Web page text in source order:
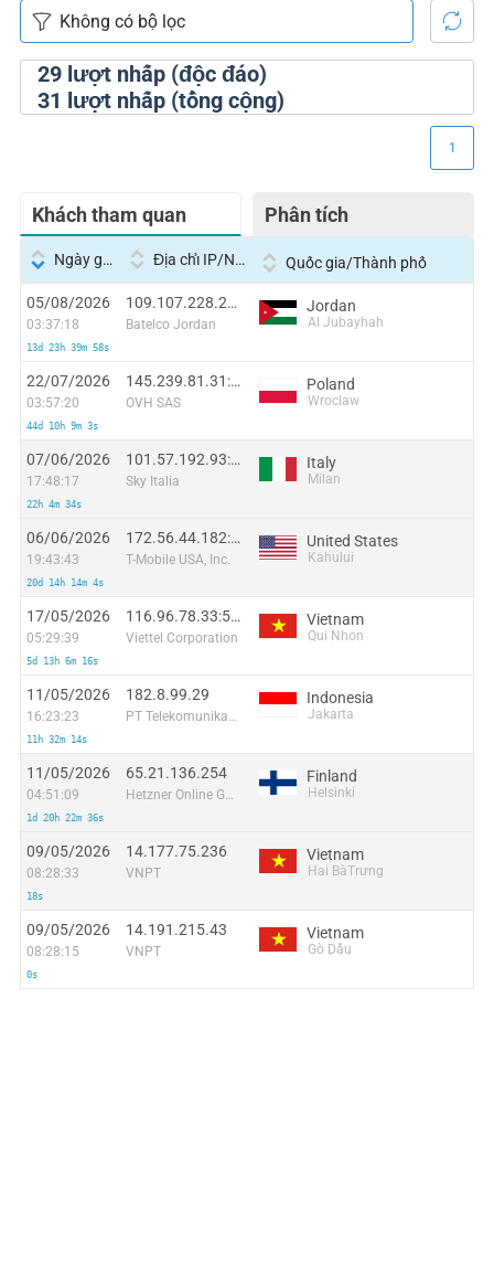
29lượt nhấp (độc đáo)
31 lượt nhấp (tổng cộng)
Khách tham quan Phân tích
1
Ngày giờ Địa chỉ IP/Nhà cung cấp dịch vụ Quốc gia/Thành phố
05/08/2026
03:37:18
13d 23h 39m 58s
109.107.228.224:28102
Batelco Jordan
Jordan
Al Jubayhah
22/07/2026
03:57:20
44d 10h 9m 3s
145.239.81.31:51416
OVH SAS
Poland
Wroclaw
07/06/2026
17:48:17
22h 4m 34s
101.57.192.93:1056
Sky Italia
Italy
Milan
06/06/2026
19:43:43
20d 14h 14m 4s
172.56.44.182:48541
T-Mobile USA, Inc.
United States
Kahului
17/05/2026
05:29:39
5d 13h 6m 16s
116.96.78.33:54938
Viettel Corporation
Vietnam
Qui Nhon
11/05/2026
16:23:23
11h 32m 14s
182.8.99.29
PT Telekomunikasi Selular Indonesia
Indonesia
Jakarta
11/05/2026
04:51:09
1d 20h 22m 36s
65.21.136.254
Hetzner Online GmbH
Finland
Helsinki
09/05/2026
08:28:33
18s
14.177.75.236
VNPT
Vietnam
Hai BàTrưng
09/05/2026
08:28:15
0s
14.191.215.43
VNPT
Vietnam
Gò Dầu